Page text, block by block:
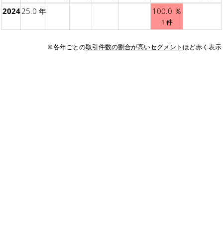
202425.0 年 100.0 ％
1 件
※各年ごとの取引件数の割合が高いセグメントほど赤く表示